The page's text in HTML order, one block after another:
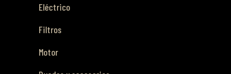
Eléctrico
Filtros
Motor